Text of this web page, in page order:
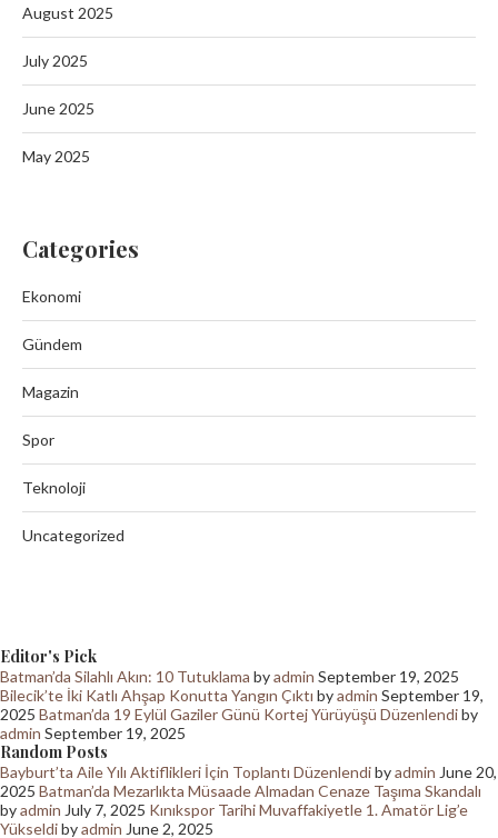
August 2025
July 2025
June 2025
May 2025
Categories
Ekonomi
Gündem
Magazin
Spor
Teknoloji
Uncategorized
Editor's Pick
Batman’da Silahlı Akın: 10 Tutuklama byadmin September 19, 2025
Bilecik’te İki Katlı Ahşap Konutta Yangın Çıktı byadmin September 19,
2025 Batman’da 19 Eylül Gaziler Günü Kortej Yürüyüşü Düzenlendiby
admin September 19, 2025
Random Posts
Bayburt’ta Aile Yılı Aktiflikleri İçin Toplantı Düzenlendibyadmin June 20,
2025 Batman’da Mezarlıkta Müsaade Almadan Cenaze Taşıma Skandalı
byadmin July 7, 2025 Kınıkspor Tarihi Muvaffakiyetle 1. Amatör Lig’e
Yükseldibyadmin June 2, 2025